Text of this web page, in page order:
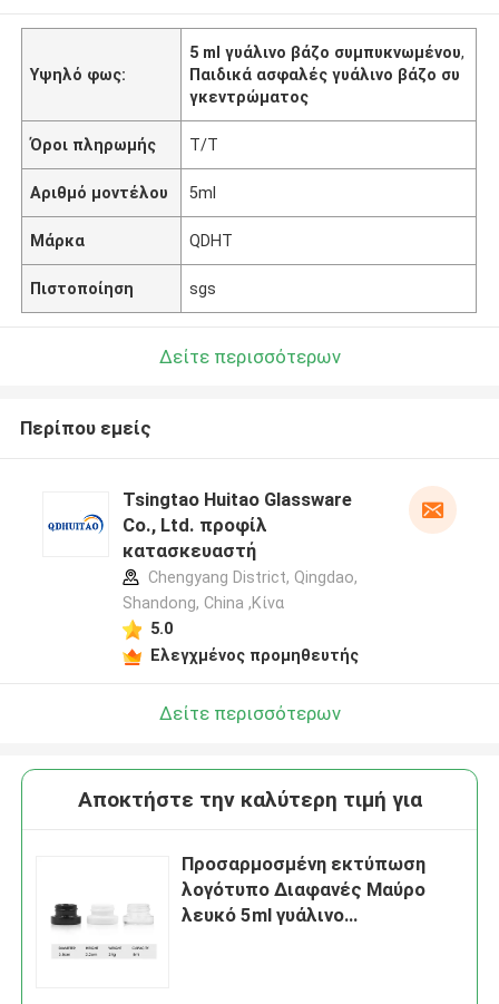
Υψηλό φως:
5 ml γυάλινο βάζο συμπυκνωμένου,
Παιδικά ασφαλές γυάλινο βάζο συ
γκεντρώματος
Όροι πληρωμής Τ/Τ
Αριθμό μοντέλου 5ml
Μάρκα QDHT
Πιστοποίηση sgs
Δείτε περισσότερων
Περίπου εμείς
Tsingtao Huitao Glassware
Co., Ltd. προφίλ
κατασκευαστή
Chengyang District, Qingdao,
Shandong, China ,Κίνα
5.0
Ελεγχμένος προμηθευτής
Δείτε περισσότερων
Αποκτήστε την καλύτερη τιμή για
Προσαρμοσμένη εκτύπωση
λογότυπο Διαφανές Μαύρο
λευκό 5ml γυάλινο